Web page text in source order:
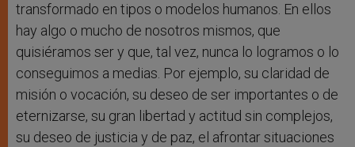
transformado en tipos o modelos humanos. En ellos
hay algo o mucho de nosotros mismos, que
quisiéramos ser y que, tal vez, nunca lo logramos o lo
conseguimos a medias. Por ejemplo, su claridad de
misión o vocación, su deseo de ser importantes o de
eternizarse, su gran libertad y actitud sin complejos,
su deseo de justicia y de paz, el afrontar situaciones